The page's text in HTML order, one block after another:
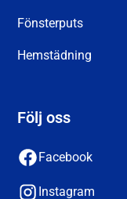
Fönsterputs
Hemstädning
Följ oss
Facebook
Instagram